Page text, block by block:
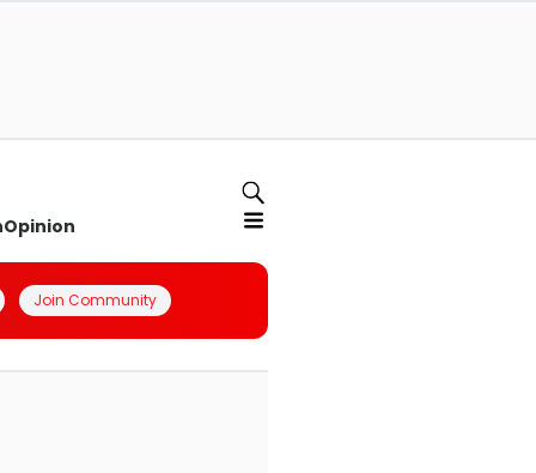
Opinion
Join Community